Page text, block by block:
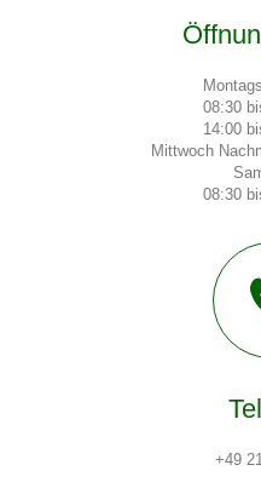
08:30
14:00
Mittwoch
08:30
+49